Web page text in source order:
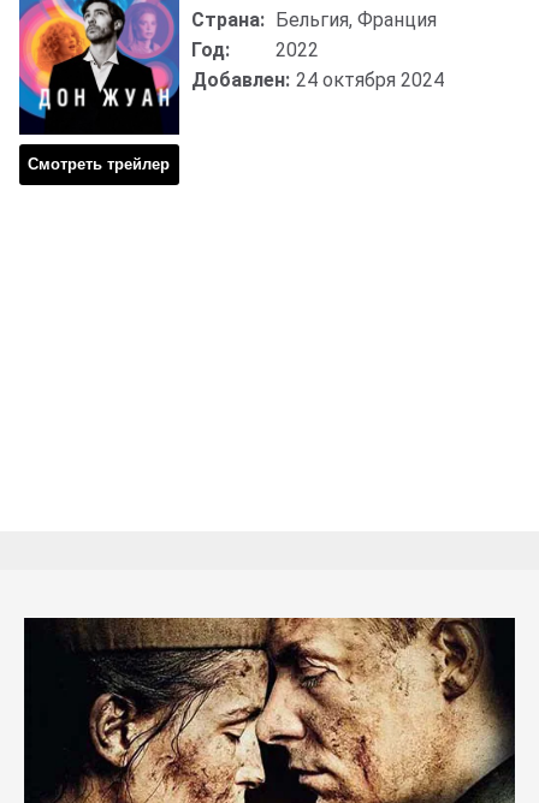
Смотреть трейлер
Страна: Бельгия, Франция
Год:
2022
Добавлен: 24 октября 2024